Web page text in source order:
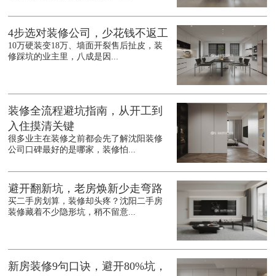
4步选对装修公司，少花钱不返工
10万硬装变18万、墙面开裂售后扯皮，装
修踩坑的业主里，八成是因...
装修全流程避坑指南，从开工到
入住摸清关键
很多业主在装修之前都会先了解沈阳装修
公司口碑最好的是哪家，装修怕...
避开翻新坑，老房焕新少走弯路
买二手房划算，装修却头疼？沈阳二手房
装修藏着不少隐形坑，稍不留意...
新房装修9句口诀，避开80%坑，